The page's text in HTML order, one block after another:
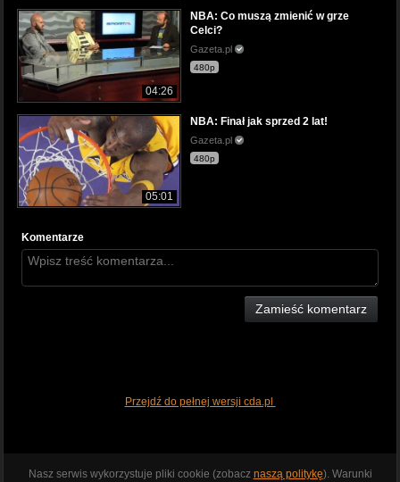
04:26
NBA: Co muszą zmienić w grze
Celci?
Gazeta.pl
480p
05:01
NBA: Finał jak sprzed 2 lat!
Gazeta.pl
480p
Komentarze
Zamieść komentarz
Przejdź do pełnej wersji cda.pl
Nasz serwis wykorzystuje pliki cookie (zobacz naszą politykę). Warunki